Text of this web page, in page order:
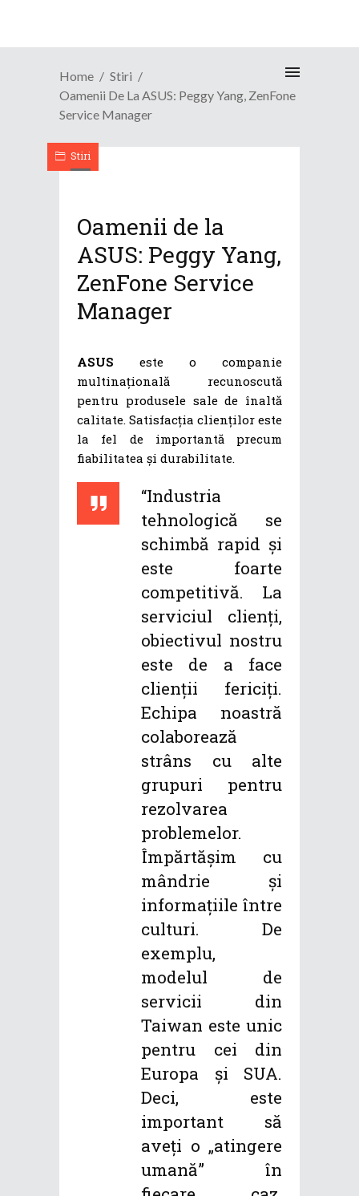
Home
Stiri
Oamenii De La ASUS: Peggy Yang, ZenFone
Service Manager
Stiri
Oamenii de la
ASUS: Peggy Yang,
ZenFone Service
Manager
ASUS este o companie
multinațională recunoscută
pentru produsele sale de înaltă
calitate. Satisfacția clienților este
la fel de importantă precum
fiabilitatea și durabilitate.
“Industria
tehnologică se
schimbă rapid și
este foarte
competitivă. La
serviciul clienți,
obiectivul nostru
este de a face
clienții fericiți.
Echipa noastră
colaborează
strâns cu alte
grupuri pentru
rezolvarea
problemelor.
Împărtășim cu
mândrie și
informațiile între
culturi. De
exemplu,
modelul de
servicii din
Taiwan este unic
pentru cei din
Europa și SUA.
Deci, este
important să
aveți o „atingere
umană” în